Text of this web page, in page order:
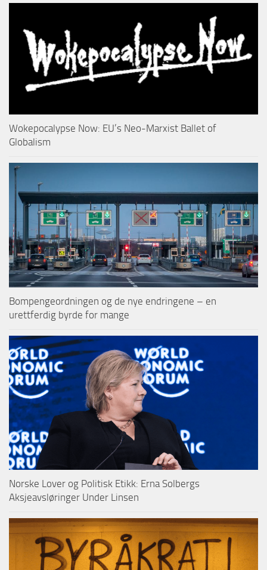
Wokepocalypse Now: EU’s Neo-Marxist Ballet of
Globalism
Bompengeordningen og de nye endringene – en
urettferdig byrde for mange
Norske Lover og Politisk Etikk: Erna Solbergs
Aksjeavsløringer Under Linsen